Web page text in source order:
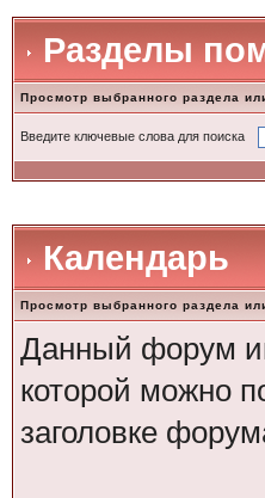
Разделы
Просмотр выбранного раздела
Введите ключевые слова для поиска
Календарь
Просмотр выбранного раздела
Данный форум
которой можно
заголовке